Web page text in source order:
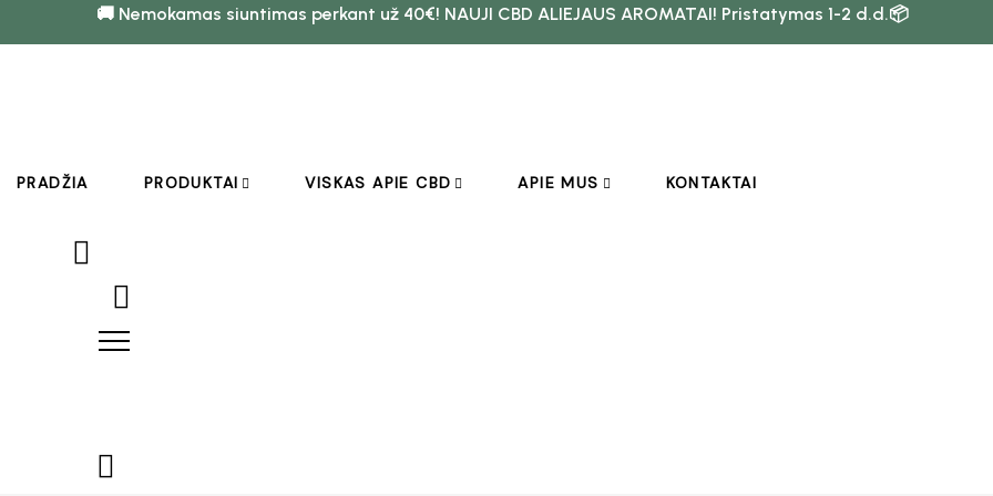
🚚 Nemokamas siuntimas perkant už 40€! NAUJI CBD ALIEJAUS AROMATAI! Pristatymas 1-2 d.d.📦
PRADŽIA PRODUKTAI VISKAS APIE CBD APIE MUS KONTAKTAI